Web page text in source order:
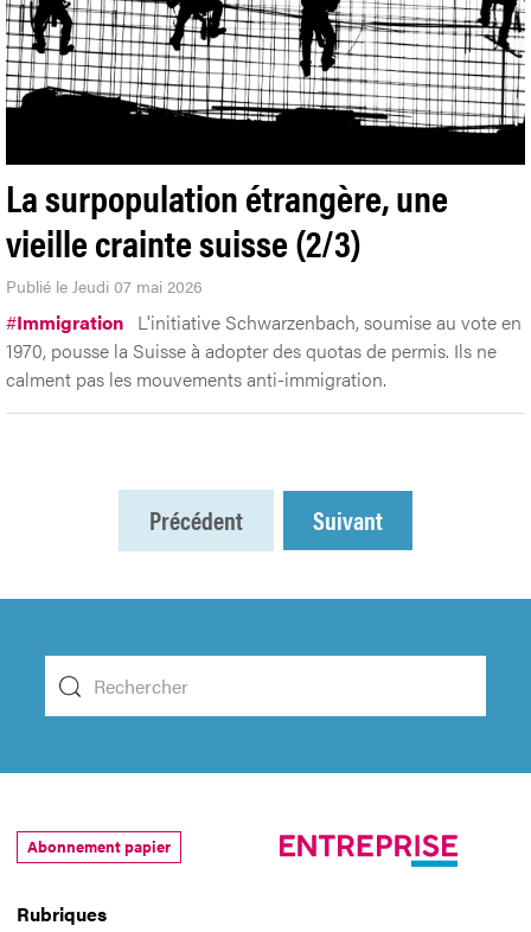
La surpopulation étrangère, une
vieille crainte suisse (2/3)
Publié le Jeudi 07 mai 2026
#Immigration L'initiative Schwarzenbach, soumise au vote en
1970, pousse la Suisse à adopter des quotas de permis. Ils ne
calment pas les mouvements anti-immigration.
Précédent Suivant
Rubriques
Abonnement papier